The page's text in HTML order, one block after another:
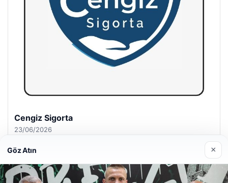
Hastaş Beton
26/05/2026
Göz Atın ×